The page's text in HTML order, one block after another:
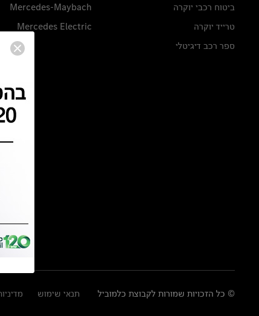
ביטוח רכבי יוקרה
טרייד יוקרה
ספר רכב דיגיטלי
Mercedes-Maybach
Mercedes Electric
© כל הזכויות שמורות לקבוצת כלמוביל תנאי שימוש